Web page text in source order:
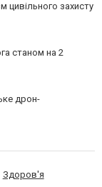
цивільного захисту
станом на 2
дрон-
Здоров'я